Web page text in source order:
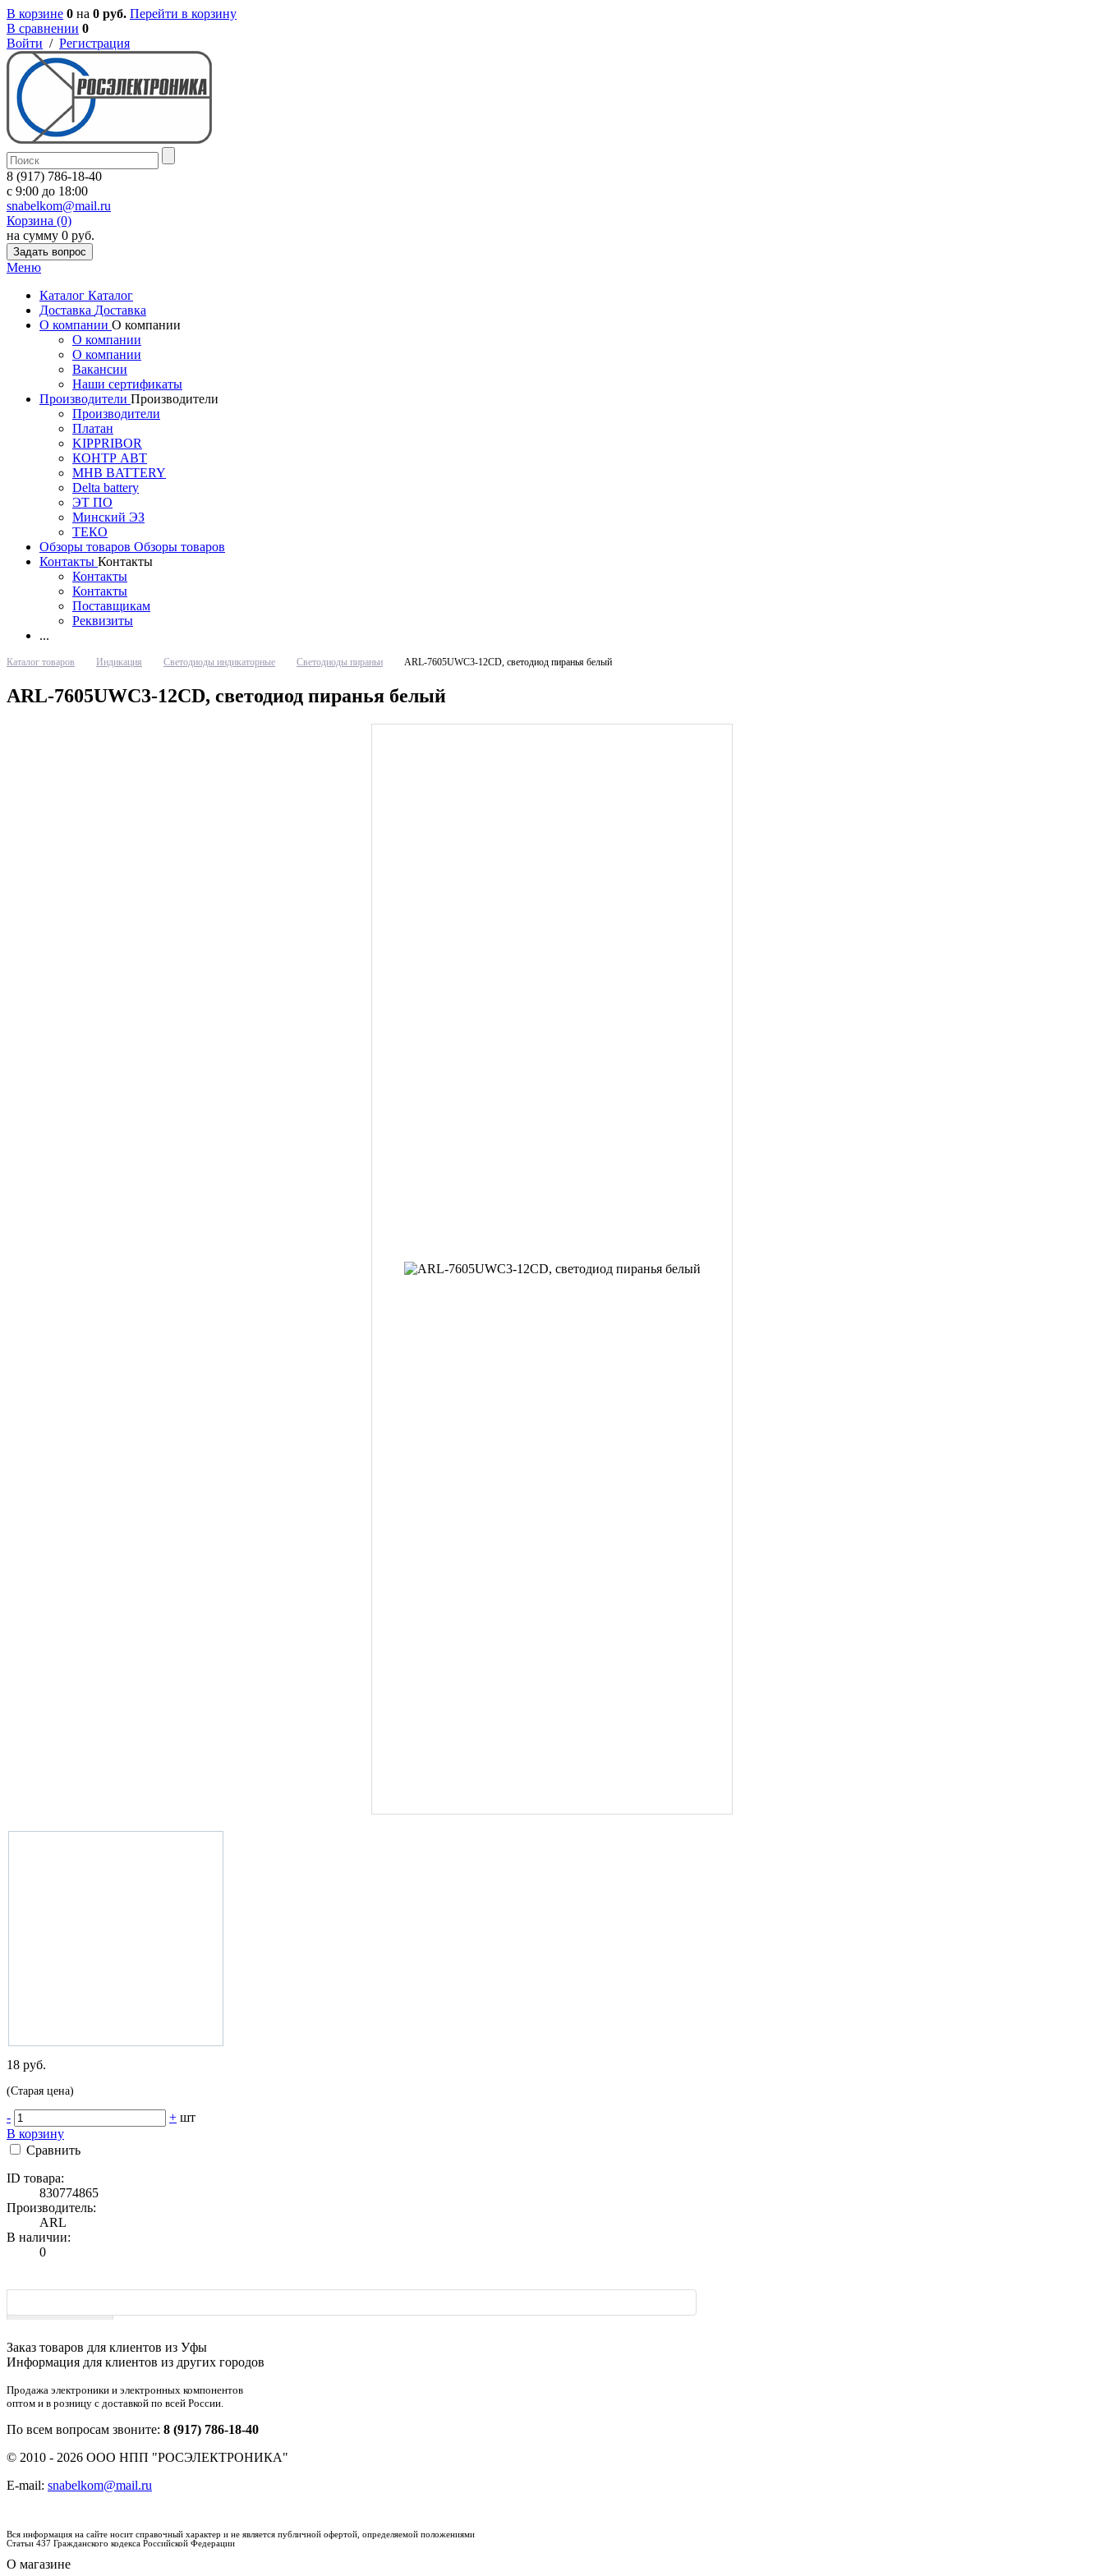
В корзине 0 на 0 руб. Перейти в корзину
В сравнении 0
Войти / Регистрация
8 (917) 786-18-40
c 9:00 до 18:00
snabelkom@mail.ru
Корзина (0)
на сумму 0 руб.
Задать вопрос
Меню
Каталог Каталог
Доставка Доставка
О компании О компании
О компании
О компании
Вакансии
Наши сертификаты
Производители Производители
Производители
Платан
KIPPRIBOR
КОНТР АВТ
MHB BATTERY
Delta battery
ЭT ПО
Минский ЭЗ
ТЕКО
Обзоры товаров Обзоры товаров
Контакты Контакты
Контакты
Контакты
Поставщикам
Реквизиты
...
Каталог товаров Индикация Светодиоды индикаторные Светодиоды пираньи ARL-7605UWC3-12CD, светодиод пиранья белый
ARL-7605UWC3-12CD, светодиод пиранья белый
18 руб.
(Старая цена)
- + шт
В корзину
Сравнить
ID товара:
830774865
Производитель:
ARL
В наличии:
0
Заказ товаров для клиентов из Уфы
Информация для клиентов из других городов
Продажа электроники и электронных компонентов
оптом и в розницу с доставкой по всей России.
По всем вопросам звоните: 8 (917) 786-18-40
© 2010 - 2026 ООО НПП "РОСЭЛЕКТРОНИКА"
E-mail: snabelkom@mail.ru
Вся информация на сайте носит справочный характер и не является публичной офертой, определяемой положениями
Статьи 437 Гражданского кодекса Российской Федерации
О магазине